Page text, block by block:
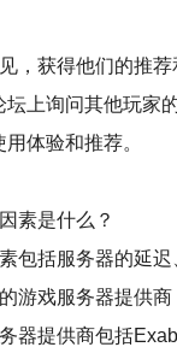
，获得他们的推
上询问其他玩家
体验和推荐。
素是什么？
包括服务器的延
游戏服务器提供商
器提供商包括